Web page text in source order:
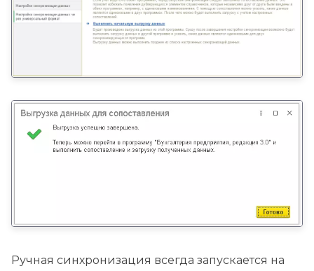
Ручная синхронизация всегда запускается на